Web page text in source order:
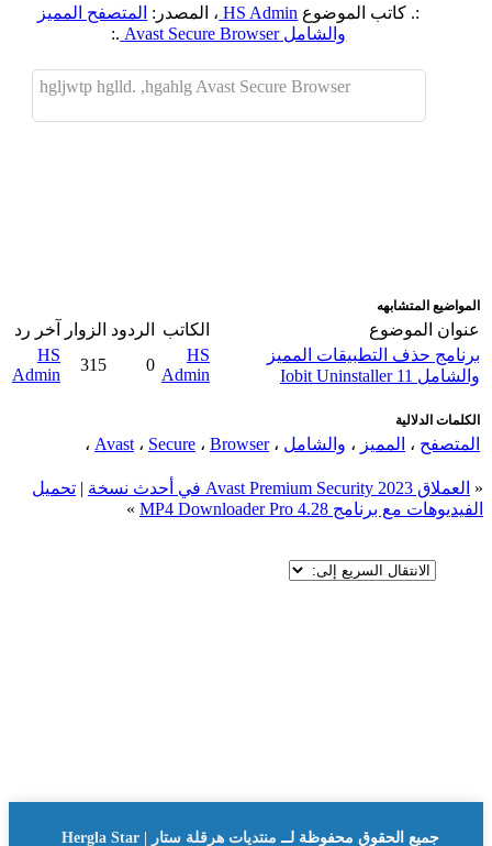
:. كاتب الموضوع HS Admin ، المصدر: المتصفح المميز
والشامل Avast Secure Browser
.:
hgljwtp hglld. ,hgahlg Avast Secure Browser
المواضيع المتشابهه
عنوان الموضوع الكاتب الردود الزوار
آخر رد
برنامج حذف التطبيقات المميز
والشامل Iobit Uninstaller 11
HS
Admin
0
315
HS
Admin
الكلمات الدلالية
المتصفح ، المميز ، والشامل ، Avast ، Secure ، Browser ،
« العملاق Avast Premium Security 2023 في أحدث نسخة | تحميل
الفيديوهات مع برنامج MP4 Downloader Pro 4.28
»
جميع الحقوق محفوظة لــ منتديات هرقلة ستار | Hergla Star